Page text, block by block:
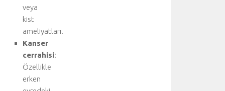
veya
kist
ameliyatları.
Kanser
cerrahisi:
Özellikle
erken